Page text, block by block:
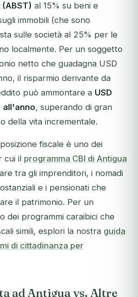
(ABST) al 15% su beni e
immobili (che sono
sulle società al 25% per le
localmente. Per un soggetto
netto che guadagna USD
il risparmio derivante da
può ammontare a USD
all'anno, superando di gran
della vita incrementale.
fiscale è uno dei
cui il programma CBI di Antigua
tra gli imprenditori, i nomadi
e i pensionati che
il patrimonio. Per un
dei programmi caraibici che
simili, esplori la nostra guida
di cittadinanza per
ad Antigua vs. Altre